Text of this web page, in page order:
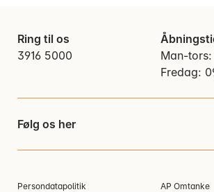
Ring til os
3916 5000
Man-
Fredag:
Følg os her
Persondatapolitik AP Omtanke